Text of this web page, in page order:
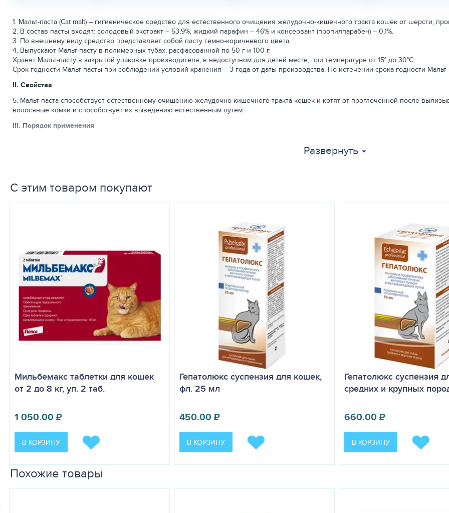
1. Мальт-паста (Cat malt) – гигиеническое средство для естественного очищения желудочно-кишечного тракта кошек от шерсти,
2. В состав пасты входят: солодовый экстракт – 53,9%, жидкий парафин – 46% и консервант (пропилпарабен) – 0,1%.
3. По внешнему виду средство представляет собой пасту темно-коричневого цвета.
4. Выпускают Мальт-пасту в полимерных тубах, расфасованной по 50 г и 100 г.
Хранят Мальт-пасту в закрытой упаковке производителя, в недоступном для детей месте, при температуре от 15° до 30°С.
Срок годности Мальт-пасты при соблюдении условий хранения – 3 года от даты производства. По истечении срока годности
II. Свойства
5. Мальт-паста способствует естественному очищению желудочно-кишечного тракта кошек и котят от проглоченной после
волосяные комки и способствует их выведению естественным путем.
III. Порядок применения
В группу риска входят коты и кошки во время линьки, с нарушениями работы желудочно-кишечного тракта, со склонностью к
8. Побочных явлений и осложнений у кошек при применении Мальт-пасты в соответствии с инструкцией не наблюдается,
Инструкция разработана ООО «Глобал-Вет» (г. Москва) совместно с компанией «Диафарм а/с» (Дания).
Развернуть
С этим товаром покупают
Мильбемакс таблетки для кошек
от 2 до 8 кг, уп. 2 таб.
1 050.00₽
В КОРЗИНУ
Гепатолюкс суспензия для кошек,
фл. 25 мл
450.00₽
В КОРЗИНУ
Гепатолюкс суспензия
средних и крупных
660.00₽
В КОРЗИНУ
Похожие товары